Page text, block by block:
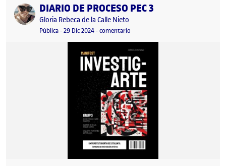
Publicado porDIARIO DE PROCESO PEC 3
Publicado por
Gloria Rebeca de la Calle Nieto
Visibilidad:
Pública-Fecha de publicación
29 Dic 202423 septiembre, 2025 7:29 pm
-comentario